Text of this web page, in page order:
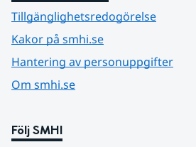
Tillgänglighetsredogörelse
Kakor på smhi.se
Hantering av personuppgifter
Om smhi.se
Följ SMHI